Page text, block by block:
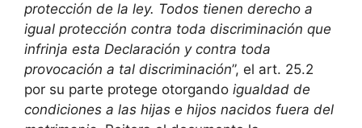
protección de la ley. Todos tienen derecho a
igual protección contra toda discriminación que
infrinja esta Declaración y contra toda
provocación a tal discriminación”, el art. 25.2
por su parte protege otorgando igualdad de
condiciones a las hijas e hijos nacidos fuera del